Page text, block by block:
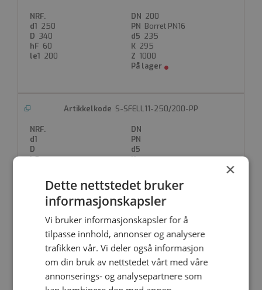
200
250
Borret PN16
340
235
60
295
200
1000
S-SFELL11-250/200-PP
S-SFELL11-315/250
1438110
250
315
Borret PN10
395
291
200
1000
×
Dette nettstedet bruker
informasjonskapsler
Vi bruker informasjonskapsler for å
tilpasse innhold, annonser og analysere
trafikken vår. Vi deler også informasjon
om din bruk av nettstedet vårt med våre
annonserings- og analysepartnere som